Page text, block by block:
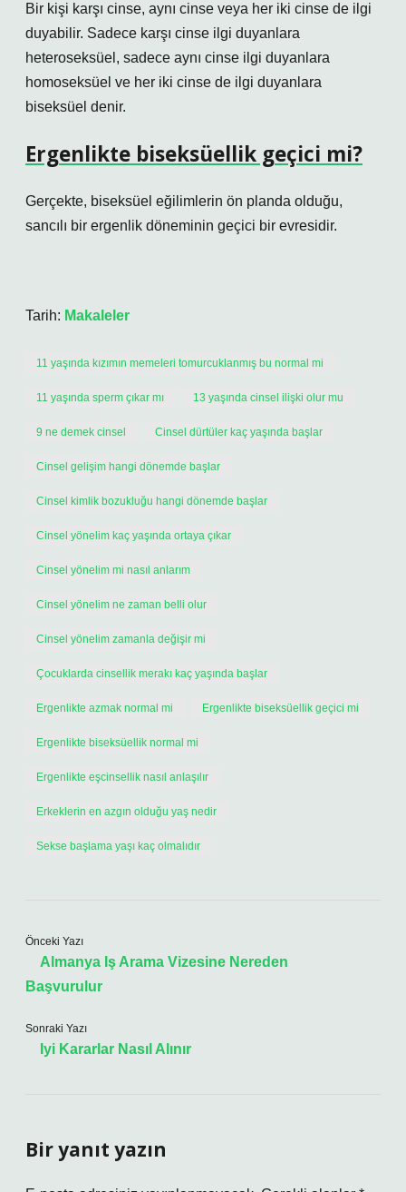
Bir kişi karşı cinse, aynı cinse veya her iki cinse de ilgi
duyabilir. Sadece karşı cinse ilgi duyanlara
heteroseksüel, sadece aynı cinse ilgi duyanlara
homoseksüel ve her iki cinse de ilgi duyanlara
biseksüel denir.
Ergenlikte biseksüellik geçici mi?
Gerçekte, biseksüel eğilimlerin ön planda olduğu,
sancılı bir ergenlik döneminin geçici bir evresidir.
Tarih: Makaleler
11 yaşında kızımın memeleri tomurcuklanmış bu normal mi
11 yaşında sperm çıkar mı 13 yaşında cinsel ilişki olur mu
9 ne demek cinsel Cinsel dürtüler kaç yaşında başlar
Cinsel gelişim hangi dönemde başlar
Cinsel kimlik bozukluğu hangi dönemde başlar
Cinsel yönelim kaç yaşında ortaya çıkar
Cinsel yönelim mi nasıl anlarım
Cinsel yönelim ne zaman belli olur
Cinsel yönelim zamanla değişir mi
Çocuklarda cinsellik merakı kaç yaşında başlar
Ergenlikte azmak normal mi Ergenlikte biseksüellik geçici mi
Ergenlikte biseksüellik normal mi
Ergenlikte eşcinsellik nasıl anlaşılır
Erkeklerin en azgın olduğu yaş nedir
Sekse başlama yaşı kaç olmalıdır
Önceki Yazı
Almanya Iş Arama Vizesine Nereden
Başvurulur
Sonraki Yazı
Iyi Kararlar Nasıl Alınır
Bir yanıt yazın